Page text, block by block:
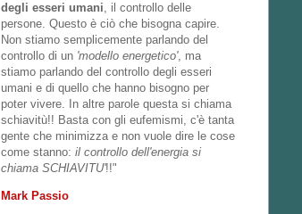
degli esseri umani, il controllo delle
persone. Questo è ciò che bisogna capire.
Non stiamo semplicemente parlando del
controllo di un 'modello energetico', ma
stiamo parlando del controllo degli esseri
umani e di quello che hanno bisogno per
poter vivere. In altre parole questa si chiama
schiavitù!! Basta con gli eufemismi, c'è tanta
gente che minimizza e non vuole dire le cose
come stanno: il controllo dell'energia si
chiama SCHIAVITU'!!"
Mark Passio